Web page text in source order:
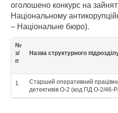
оголошено конкурс на
Національному
– Національне бюро).
№
з/
п
Назва структурного
1.
Старший оперативний
детективів О-2 (код ПД О-2/46-